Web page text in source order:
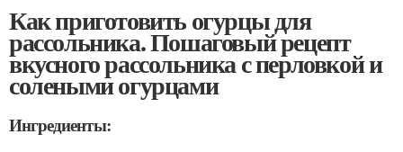
Как приготовить огурцы для
рассольника. Пошаговый рецепт
вкусного рассольника с перловкой и
солеными огурцами
Ингредиенты: